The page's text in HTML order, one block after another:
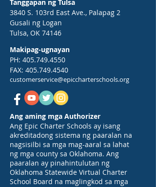
Tanggapan ng Tulsa
3840 S. 103rd East Ave., Palapag 2
Gusali ng Logan
Tulsa, OK 74146
Makipag-ugnayan
PH: 405.749.4550
FAX: 405.749.4540
customerservice@epiccharterschools.org
Ang aming mga Authorizer
Ang Epic Charter Schools ay isang
akreditadong sistema ng paaralan na
nagsisilbi sa mga mag-aaral sa lahat
ng mga county sa Oklahoma. Ang
paaralan ay pinahintulutan ng
Oklahoma Statewide Virtual Charter
School Board na maglingkod sa mga